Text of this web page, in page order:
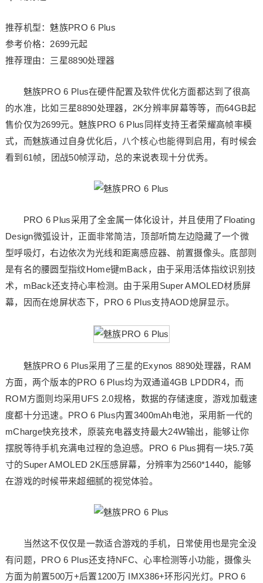
推荐机型：魅族PRO 6 Plus
参考价格：2699元起
推荐理由：三星8890处理器
魅族PRO 6 Plus在硬件配置及软件优化方面都达到了很高
的水准，比如三星8890处理器，2K分辨率屏幕等等，而64GB起
售价仅为2699元。魅族PRO 6 Plus同样支持王者荣耀高帧率模
式，而魅族通过自身优化后，八个核心也能得到启用，有时候会
看到61帧，团战50帧浮动，总的来说表现十分优秀。
PRO 6 Plus采用了全金属一体化设计，并且使用了Floating
Design微弧设计，正面非常简洁，顶部听筒左边隐藏了一个微
型呼吸灯，右边依次为光线和距离感应器、前置摄像头。底部则
是有名的腰圆型指纹Home键mBack，由于采用活体指纹识别技
术，mBack还支持心率检测。由于采用Super AMOLED材质屏
幕，因而在熄屏状态下，PRO 6 Plus支持AOD熄屏显示。
魅族PRO 6 Plus采用了三星的Exynos 8890处理器，RAM
方面，两个版本的PRO 6 Plus均为双通道4GB LPDDR4，而
ROM方面则均采用UFS 2.0规格，数据的存储速度，游戏加载速
度都十分迅速。PRO 6 Plus内置3400mAh电池，采用新一代的
mCharge快充技术，原装充电器支持最大24W输出，能够让你
摆脱等待手机充满电过程的急迫感。PRO 6 Plus拥有一块5.7英
寸的Super AMOLED 2K压感屏幕，分辨率为2560*1440，能够
在游戏的时候带来超细腻的视觉体验。
当然这不仅仅是一款适合游戏的手机，日常使用也是完全没
有问题，PRO 6 Plus还支持NFC、心率检测等小功能，摄像头
方面为前置500万+后置1200万 IMX386+环形闪光灯。PRO 6